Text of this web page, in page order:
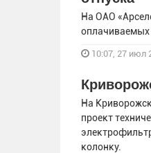
На ОАО
оплачиваемых
10:07, 27 июл
На
проект
колонку.